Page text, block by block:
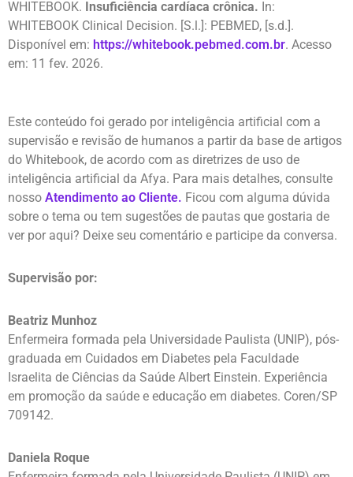
WHITEBOOK. Insuficiência cardíaca crônica. In:
WHITEBOOK Clinical Decision. [S.l.]: PEBMED, [s.d.].
Disponível em: https://whitebook.pebmed.com.br. Acesso
em: 11 fev. 2026.
Este conteúdo foi gerado por inteligência artificial com a
supervisão e revisão de humanos a partir da base de artigos
do Whitebook, de acordo com as diretrizes de uso de
inteligência artificial da Afya. Para mais detalhes, consulte
nosso Atendimento ao Cliente. Ficou com alguma dúvida
sobre o tema ou tem sugestões de pautas que gostaria de
ver por aqui? Deixe seu comentário e participe da conversa.
Supervisão por:
Beatriz Munhoz
Enfermeira formada pela Universidade Paulista (UNIP), pós-
graduada em Cuidados em Diabetes pela Faculdade
Israelita de Ciências da Saúde Albert Einstein. Experiência
em promoção da saúde e educação em diabetes. Coren/SP
709142.
Daniela Roque